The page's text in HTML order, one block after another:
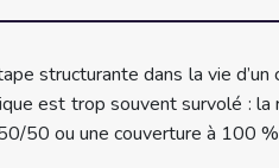
structurante dans la vie
est trop souvent survolé :
50 ou une couverture à 100